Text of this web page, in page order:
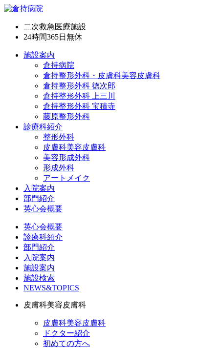
二次救急医療施設
24時間365日 無休
施設案内
倉持病院
倉持整形外科・皮膚科美容皮膚科
倉持整形外科 徳次郎
倉持整形外科 上三川
倉持整形外科 宝積寺
藤原整形外科
診療科紹介
整形外科
皮膚科美容皮膚科
美容形成外科
形成外科
アートメイク
入院案内
部門紹介
英心会概要
英心会概要
診療科紹介
部門紹介
入院案内
施設案内
施設検索
NEWS&TOPICS
皮膚科美容皮膚科
皮膚科美容皮膚科
ドクター紹介
初めての方へ